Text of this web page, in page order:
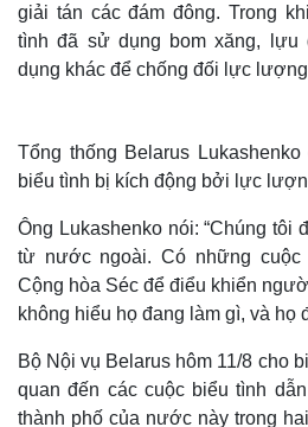
giải tán các đám đông. Trong
tình đã sử dụng bom xăng, lựu
dụng khác để chống đối lực
Tổng thống Belarus
biểu tình bị kích động bởi lực
Ông Lukashenko nói: “Chúng tôi
từ nước ngoài. Có những
Cộng hòa Séc để điểu khiển
không hiểu họ đang làm gì, và họ
Bộ Nội vụ Belarus hôm 11/8 cho
quan đến các cuộc biểu tình
thành phố của nước này trong